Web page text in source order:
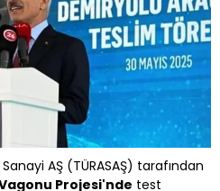
AŞ (TÜRASAŞ) tarafından
Projesi'nde test